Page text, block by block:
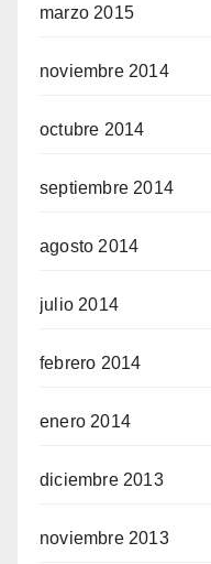
marzo 2015
noviembre 2014
octubre 2014
septiembre 2014
agosto 2014
julio 2014
febrero 2014
enero 2014
diciembre 2013
noviembre 2013